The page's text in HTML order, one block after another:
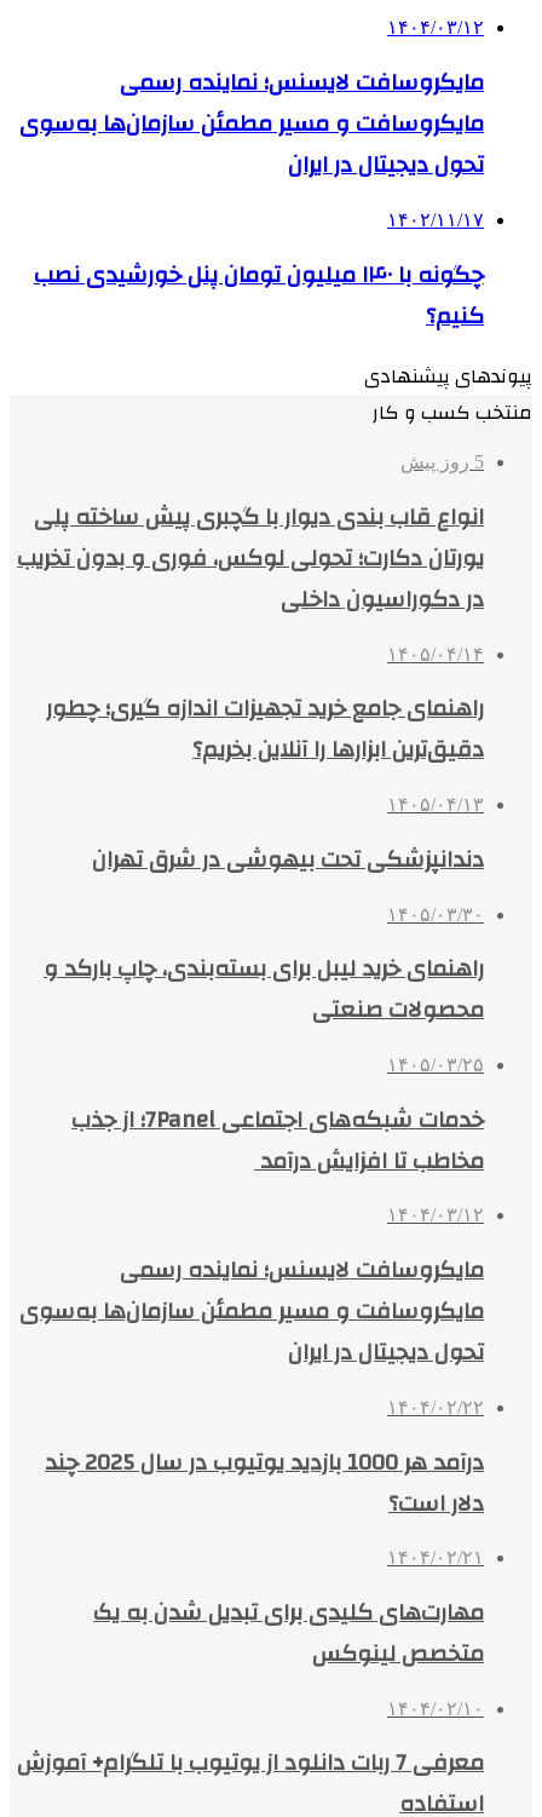
۱۴۰۴/۰۳/۱۲
مایکروسافت لایسنس؛ نماینده رسمی
مایکروسافت و مسیر مطمئن سازمان‌ها به‌سوی
تحول دیجیتال در ایران
۱۴۰۲/۱۱/۱۷
چگونه با ۱۴۰ میلیون تومان پنل خورشیدی نصب
کنیم؟
پیوندهای پیشنهادی
منتخب کسب و کار
5 روز پیش
انواع قاب بندی دیوار با گچبری پیش ساخته پلی
یورتان دکارت؛ تحولی لوکس، فوری و بدون تخریب
در دکوراسیون داخلی
۱۴۰۵/۰۴/۱۴
راهنمای جامع خرید تجهیزات اندازه گیری؛ چطور
دقیق‌ترین ابزارها را آنلاین بخریم؟
۱۴۰۵/۰۴/۱۳
دندانپزشکی تحت بیهوشی در شرق تهران
۱۴۰۵/۰۳/۳۰
راهنمای خرید لیبل برای بسته‌بندی، چاپ بارکد و
محصولات صنعتی
۱۴۰۵/۰۳/۲۵
خدمات شبکه‌های اجتماعی 7Panel؛ از جذب
مخاطب تا افزایش درآمد
۱۴۰۴/۰۳/۱۲
مایکروسافت لایسنس؛ نماینده رسمی
مایکروسافت و مسیر مطمئن سازمان‌ها به‌سوی
تحول دیجیتال در ایران
۱۴۰۴/۰۲/۲۲
درآمد هر 1000 بازدید یوتیوب در سال 2025 چند
دلار است؟
۱۴۰۴/۰۲/۲۱
مهارت‌های کلیدی برای تبدیل شدن به یک
متخصص لینوکس
۱۴۰۴/۰۲/۱۰
معرفی 7 ربات دانلود از یوتیوب با تلگرام+ آموزش
استفاده